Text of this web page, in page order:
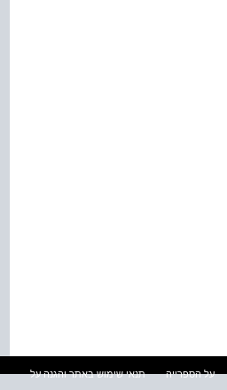
על הספרייה
תנאי שימוש באתר והגנה על